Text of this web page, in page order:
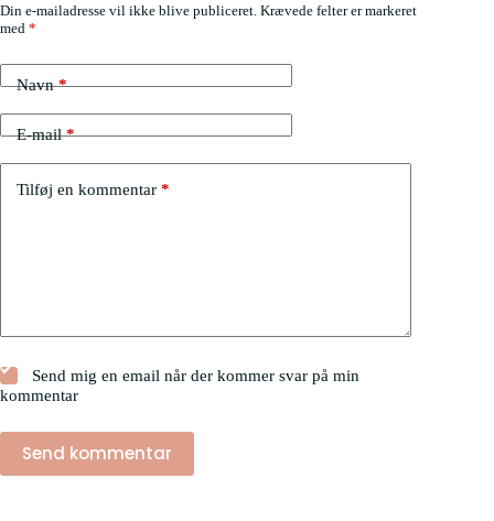
Din e-mailadresse vil ikke blive publiceret. Krævede felter er markeret
med *
Navn*
E-mail*
Tilføj en kommentar *
Send mig en email når der kommer svar på min
kommentar
Send kommentar